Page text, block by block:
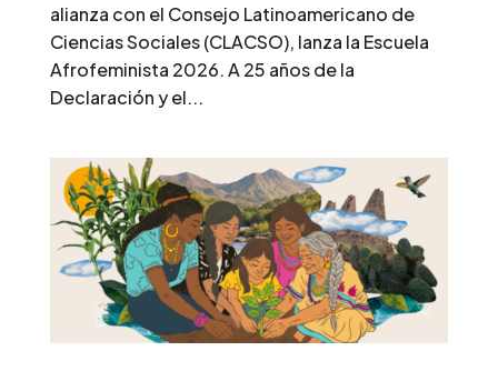
alianza con el Consejo Latinoamericano de
Ciencias Sociales (CLACSO), lanza la Escuela
Afrofeminista 2026. A 25 años de la
Declaración y el...